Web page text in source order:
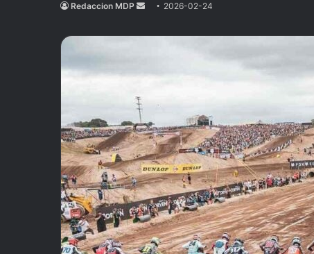
Redaccion MDP
Send
email
2026-02-24